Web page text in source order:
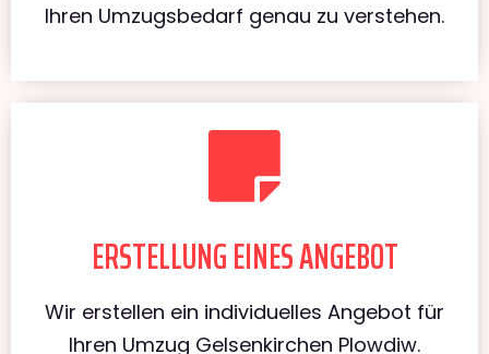
Ihren Umzugsbedarf genau zu verstehen.
ERSTELLUNG EINES ANGEBOT
Wir erstellen ein individuelles Angebot für
Ihren Umzug Gelsenkirchen Plowdiw.